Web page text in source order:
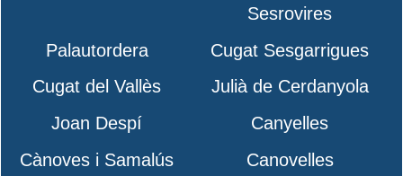
Sesrovires
Palautordera
Cugat Sesgarrigues
Cugat del Vallès
Julià de Cerdanyola
Joan Despí
Canyelles
Cànoves i Samalús
Canovelles